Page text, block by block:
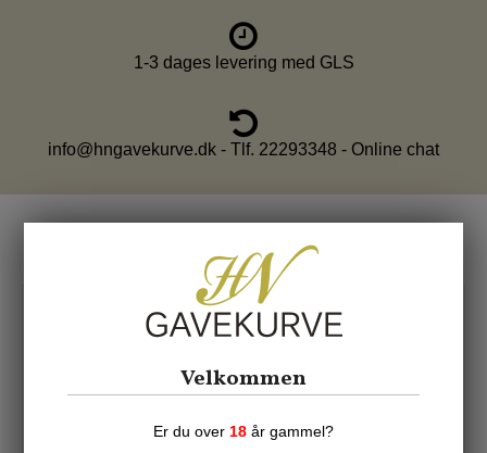
1-3 dages levering med GLS
info@hngavekurve.dk - Tlf. 22293348 - Online chat
Relaterede produkter
Velkommen
Er du over 18 år gammel?